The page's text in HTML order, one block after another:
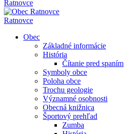
Ratnovce
Ratnovce
Obec
Základné informácie
História
Čítanie pred spaním
Symboly obce
Poloha obce
Trochu geologie
Významné osobnosti
Obecná knižnica
Športový prehľad
Zumba